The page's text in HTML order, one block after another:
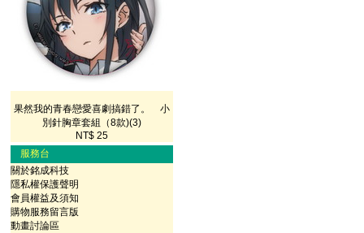
果然我的青春戀愛喜劇搞錯了。 小
別針胸章套組（8款)(3)
NT$ 25
服務台
關於銘成科技
隱私權保護聲明
會員權益及須知
購物服務留言版
動畫討論區